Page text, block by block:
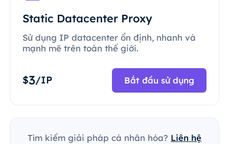
Static Datacenter Proxy
Sử dụng IP datacenter ổn định, nhanh và
mạnh mẽ trên toàn thế giới.
$3/IP Bắt đầu sử dụng
Tìm kiếm giải pháp cá nhân hóa? Liên hệ